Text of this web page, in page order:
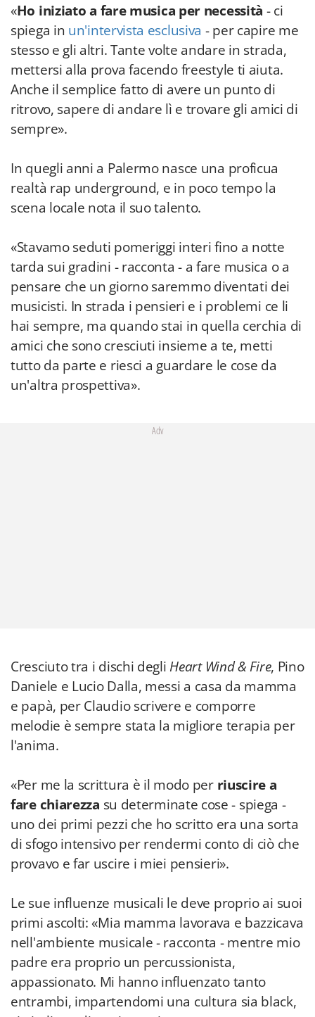
«Ho iniziato a fare musica per necessità - ci
spiega in un'intervista esclusiva - per capire me
stesso e gli altri. Tante volte andare in strada,
mettersi alla prova facendo freestyle ti aiuta.
Anche il semplice fatto di avere un punto di
ritrovo, sapere di andare lì e trovare gli amici di
sempre».
In quegli anni a Palermo nasce una proficua
realtà rap underground, e in poco tempo la
scena locale nota il suo talento.
«Stavamo seduti pomeriggi interi fino a notte
tarda sui gradini - racconta - a fare musica o a
pensare che un giorno saremmo diventati dei
musicisti. In strada i pensieri e i problemi ce li
hai sempre, ma quando stai in quella cerchia di
amici che sono cresciuti insieme a te, metti
tutto da parte e riesci a guardare le cose da
un'altra prospettiva».
Adv
Cresciuto tra i dischi degli Heart Wind & Fire, Pino
Daniele e Lucio Dalla, messi a casa da mamma
e papà, per Claudio scrivere e comporre
melodie è sempre stata la migliore terapia per
l'anima.
«Per me la scrittura è il modo perriuscire a
fare chiarezza su determinate cose - spiega -
uno dei primi pezzi che ho scritto era una sorta
di sfogo intensivo per rendermi conto di ciò che
provavo e far uscire i miei pensieri».
Le sue influenze musicali le deve proprio ai suoi
primi ascolti: «Mia mamma lavorava e bazzicava
nell'ambiente musicale - racconta - mentre mio
padre era proprio un percussionista,
appassionato. Mi hanno influenzato tanto
entrambi, impartendomi una cultura sia black,